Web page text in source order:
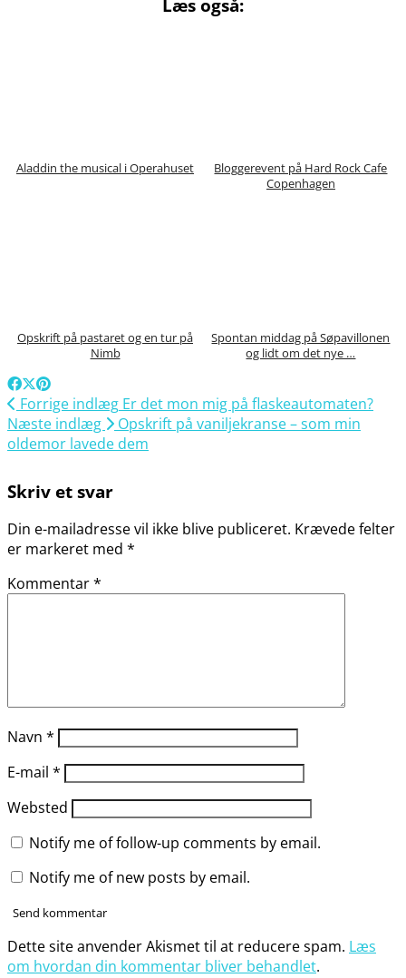
Læs også:
Aladdin the musical i Operahuset
Bloggerevent på Hard Rock Cafe
Copenhagen
Opskrift på pastaret og en tur på
Nimb
Spontan middag på Søpavillonen
og lidt om det nye …
Forrige indlæg Er det mon mig på flaskeautomaten?
Næste indlæg
Opskrift på vaniljekranse – som min
oldemor lavede dem
Skriv et svar
Din e-mailadresse vil ikke blive publiceret. Krævede felter
er markeret med *
Kommentar*
Navn *
E-mail *
Websted
Notify me of follow-up comments by email.
Notify me of new posts by email.
Dette site anvender Akismet til at reducere spam. Læs
om hvordan din kommentar bliver behandlet.